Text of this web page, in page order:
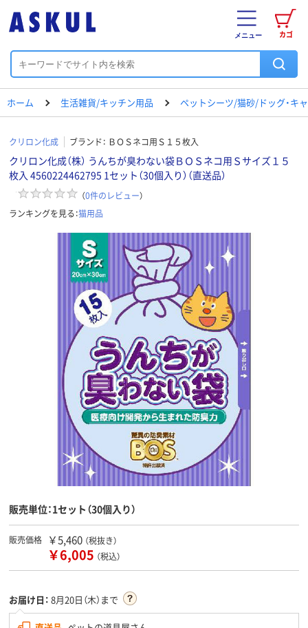
カゴ
メニュー
ホーム 生活雑貨/キッチン用品 ペットシーツ/猫砂/ドッグ・キ
クリロン化成 ブランド： ＢＯＳネコ用Ｓ１５枚入
クリロン化成（株） うんちが臭わない袋ＢＯＳネコ用Ｓサイズ１５
枚入 4560224462795 1セット（30個入り）（直送品）
（0件のレビュー）
ランキングを見る：猫用品
販売単位：1セット（30個入り）
販売価格 ￥5,460 （税抜き）
￥6,005 （税込）
お届け日： 8月20日（木）まで